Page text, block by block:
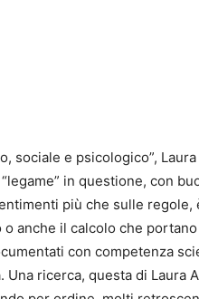
sociale e psicologico”,
in questione, con
più che sulle regole,
anche il calcolo che
con competenza
ricerca, questa di Laura